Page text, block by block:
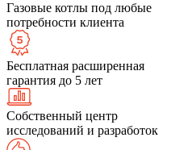
Газовые котлы под любые
потребности клиента
Бесплатная расширенная
гарантия до 5 лет
Собственный центр
исследований и разработок